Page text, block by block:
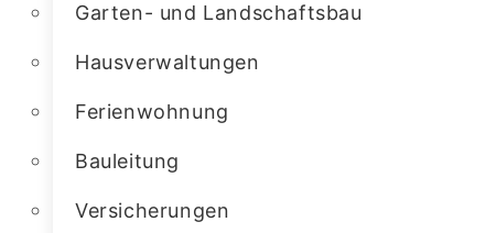
Garten- und Landschaftsbau
Hausverwaltungen
Ferienwohnung
Bauleitung
Versicherungen